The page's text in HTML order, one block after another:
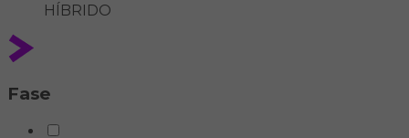
HÍBRIDO
Fase